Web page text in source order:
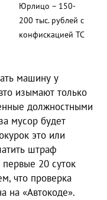
Юрлицо – 150-
200 тыс. рублей с
конфискацией ТС
машину у
изымают только
должностными
мусор будет
это или
штраф
20 суток
что проверка
на «Автокоде».